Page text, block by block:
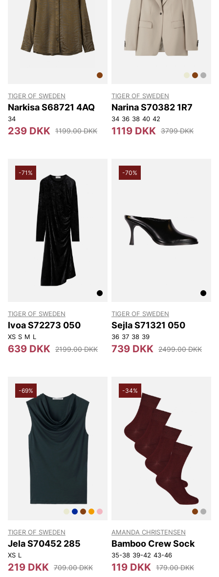
TIGER OF SWEDEN
Narkisa S68721 4AQ
34
239 DKK 1199.00 DKK
TIGER OF SWEDEN
Narina S70382 1R7
34 36 38 40 42
1119 DKK 3799 DKK
-71%
TIGER OF SWEDEN
Ivoa S72273 050
XS S M L
639 DKK 2199.00 DKK
-70%
TIGER OF SWEDEN
Sejla S71321 050
36 37 38 39
739 DKK 2499.00 DKK
-69%
TIGER OF SWEDEN
Jela S70452 285
XS L
219 DKK 709.00 DKK
-34%
AMANDA CHRISTENSEN
Bamboo Crew Sock
35-38 39-42 43-46
119 DKK 179.00 DKK